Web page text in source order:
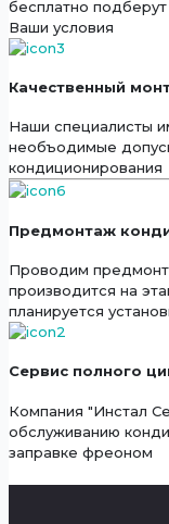
бесплатно
Ваши условия
Качественный
Наши специалисты
необъодимые
кондиционирования
Предмонтаж
Проводим
производится на
планируется
Сервис полного
Компания "Инстал
обслуживанию
заправке фреоном